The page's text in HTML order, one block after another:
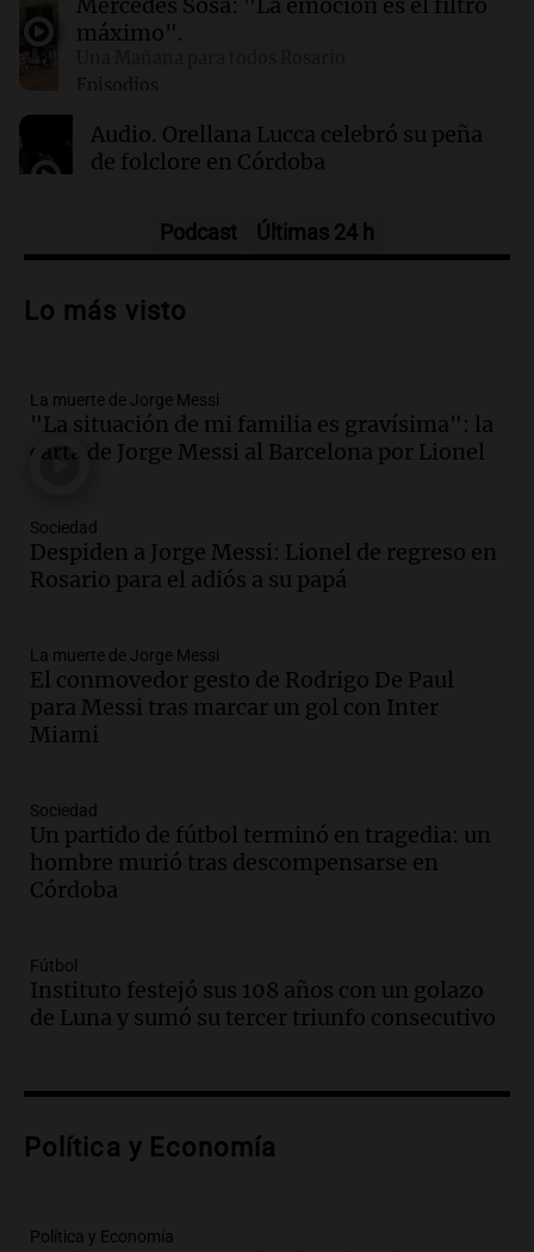
antojos ni mejora la salud, según estudio
01:29 Mundo
El lago Mead alcanza su nivel más bajo en 90
años, evidenciando la crisis hídrica en EE.UU.
máximo".
Episodios
Audio. Orellana Lucca celebró su peña
de folclore en Córdoba
Audio.Trágico accidente en Mendoza:
vehículos desde un puente
Audio.Tragedia en Mendoza: un muerto
y cinco heridos tras caer dos autos desde
un puente
Audio.Messi llegará esta noche a
Rosario para acompañar a su familia
Episodios
Audio.Ley de Propiedad Privada: el revés
en el Congreso expuso una debilidad
comunicacional del Gobierno
Episodios
Audio.Casabindo se prepara para una
celebración única: 30.000 turistas y el
tradicional Toreo de la Vincha
Audio.Borges, abogada de Pourrain:
"Tres hombres se lo llevaron para
hacerle preguntas y nunca regresó"
Episodios
metros del río Suquía y retiraron hasta
Episodios
Podcast Últimas 24 h
Lo más visto
La muerte de Jorge Messi
"La situación de mi familia es gravísima": la
carta de Jorge Messi al Barcelona por Lionel
Sociedad
Despiden a Jorge Messi: Lionel de regreso en
Rosario para el adiós a su papá
La muerte de Jorge Messi
El conmovedor gesto de Rodrigo De Paul
para Messi tras marcar un gol con Inter
Miami
Sociedad
Un partido de fútbol terminó en tragedia: un
hombre murió tras descompensarse en
Córdoba
Fútbol
Instituto festejó sus 108 años con un golazo
de Luna y sumó su tercer triunfo consecutivo
Política y Economía
Política y Economía